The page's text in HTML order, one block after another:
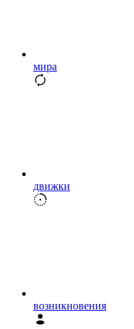
мира
движки
возникновения